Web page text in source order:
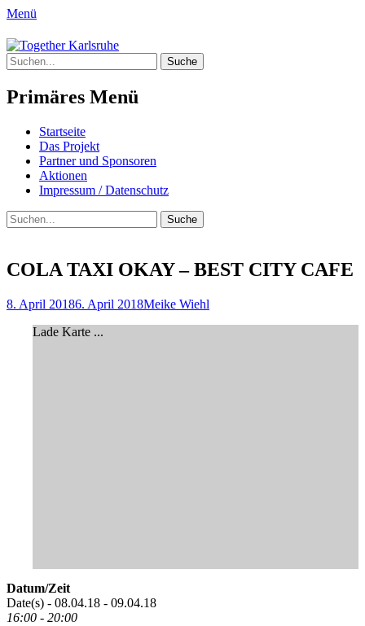
Menü
Together Karlsruhe
Integration von jungen Menschen mit
Fluchterfahrung und
Migrationshintergrund
Suche
nach:
Primäres Menü
Springe
zum
Inhalt
Startseite
Das Projekt
Partner und Sponsoren
Aktionen
Impressum / Datenschutz
Suchen
Suche
nach:
COLA TAXI OKAY – BEST CITY CAFE
Posted
8. April 20186. April 2018Author
Meike Wiehl
Lade Karte ...
Datum/Zeit
Date(s) - 08.04.18 - 09.04.18
16:00 - 20:00